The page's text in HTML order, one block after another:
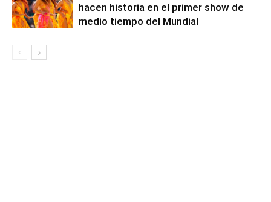
hacen historia en el primer show de
medio tiempo del Mundial